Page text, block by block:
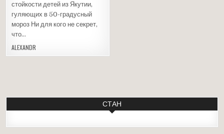
стойкости детей из Якутии,
гуляющих в 50-градусный
мороз Ни для кого не секрет,
что…
ALEXANDR
СТАН